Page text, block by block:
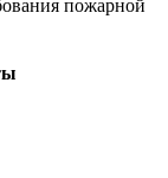
пожарной